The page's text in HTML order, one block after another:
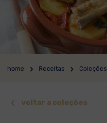
home Receitas Coleções
voltar a coleções